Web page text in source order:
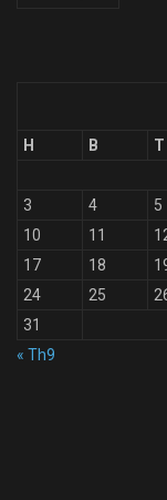
H B T
3
4 5
10
11
17
18
24
25
31
« Th9